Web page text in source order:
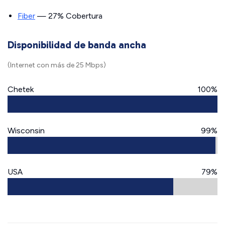
Fiber — 27% Cobertura
Disponibilidad de banda ancha
(Internet con más de 25 Mbps)
Chetek 100%
Wisconsin 99%
USA 79%